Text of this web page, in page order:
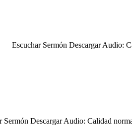
Sermón Descargar Audio:
Descargar Audio: Calidad